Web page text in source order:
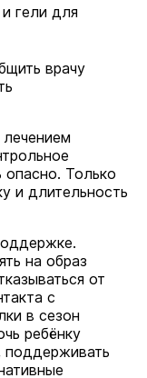
гели для
врачу
Только
и длительность
на образ
от
с
в сезон
ребёнку
поддерживать